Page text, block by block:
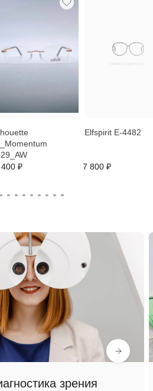
₽
Elfspirit E-4482
7 800 ₽
зрения